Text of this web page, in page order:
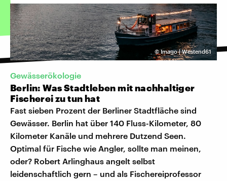
©Imago | Westend61
Gewässerökologie
Berlin: Was Stadtleben mit nachhaltiger
Fischerei zu tun hat
Fast sieben Prozent der Berliner Stadtfläche sind
Gewässer. Berlin hat über 140 Fluss-Kilometer, 80
Kilometer Kanäle und mehrere Dutzend Seen.
Optimal für Fische wie Angler, sollte man meinen,
oder? Robert Arlinghaus angelt selbst
leidenschaftlich gern – und als Fischereiprofessor